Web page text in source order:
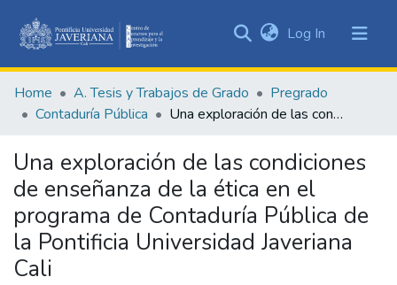
&
Collections
Statistics
Log In (current)
Home A. Tesis y Trabajos de Grado
Pregrado
Contaduría Pública
Una exploración de las condiciones de enseñanza de la ética en el programa de Contaduría Pública de la Pontificia Universidad Javeriana Cali
Una exploración de las condiciones
de enseñanza de la ética en el
programa de Contaduría Pública de
la Pontificia Universidad Javeriana
Cali